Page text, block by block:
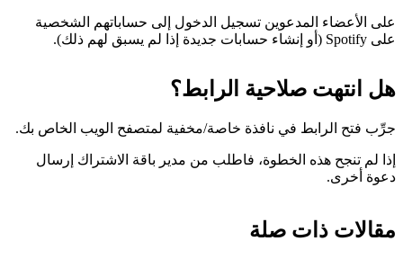
على الأعضاء المدعوين تسجيل الدخول إلى حساباتهم الشخصية
على Spotify (أو إنشاء حسابات جديدة إذا لم يسبق لهم ذلك).
هل انتهت صلاحية الرابط؟
جرِّب فتح الرابط في نافذة خاصة/مخفية لمتصفح الويب الخاص بك.
إذا لم تنجح هذه الخطوة، فاطلب من مدير باقة الاشتراك إرسال
دعوة أخرى.
مقالات ذات صلة